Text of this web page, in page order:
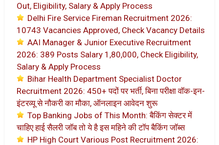
Out, Eligibility, Salary & Apply Process
Delhi Fire Service Fireman Recruitment 2026:
10743 Vacancies Approved, Check Vacancy Details
AAI Manager & Junior Executive Recruitment
2026: 389 Posts Salary 1,80,000, Check Eligibility,
Salary & Apply Process
Bihar Health Department Specialist Doctor
Recruitment 2026: 450+ पदों पर भर्ती, बिना परीक्षा वॉक-इन-
इंटरव्यू से नौकरी का मौका, ऑनलाइन आवेदन शुरू
Top Banking Jobs of This Month: बैकिंग सेक्टर में
चाहिए हाई सैलरी जॉब तो ये है इस महिने की टॉप बैकिंग जॉब्स
HP High Court Various Post Recruitment 2026: